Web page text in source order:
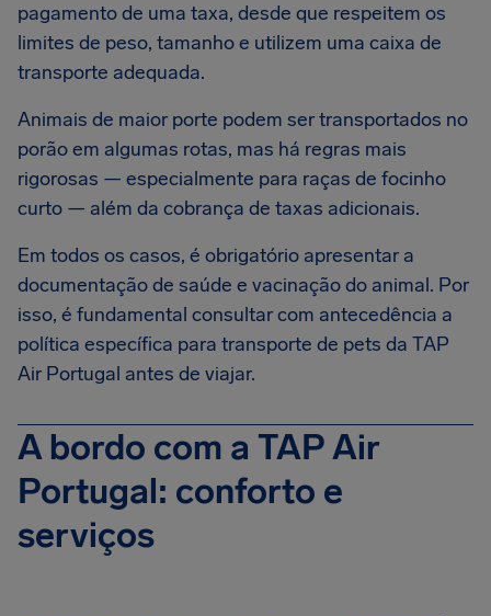
pagamento de uma taxa, desde que respeitem os
limites de peso, tamanho e utilizem uma caixa de
transporte adequada.
Animais de maior porte podem ser transportados no
porão em algumas rotas, mas há regras mais
rigorosas — especialmente para raças de focinho
curto — além da cobrança de taxas adicionais.
Em todos os casos, é obrigatório apresentar a
documentação de saúde e vacinação do animal. Por
isso, é fundamental consultar com antecedência a
política específica para transporte de pets da TAP
Air Portugal antes de viajar.
A bordo com a TAP Air
Portugal: conforto e
serviços